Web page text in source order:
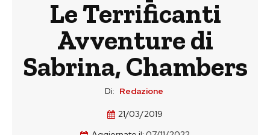
Le Terrificanti
Avventure di
Sabrina, Chambers
Di: Redazione
21/03/2019